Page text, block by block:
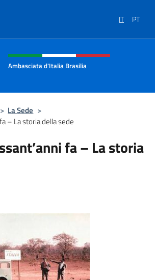
IT PT
sito, social e menù
Ambasciata d'Italia Brasilia
> La Sede >
– La storia della sede
fa – La storia